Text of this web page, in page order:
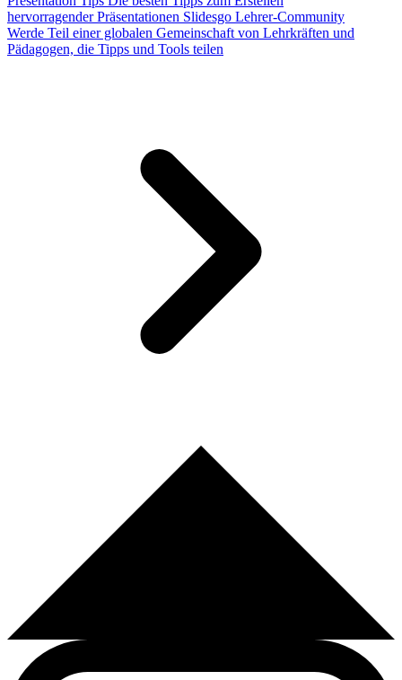
hervorragender Präsentationen Slidesgo Lehrer-Community
Werde Teil einer globalen Gemeinschaft von Lehrkräften und
Pädagogen, die Tipps und Tools teilen